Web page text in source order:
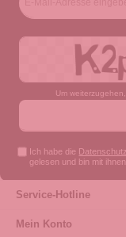
Um
Ich habe die
gelesen und bin mit
Service-Hotline
Mein Konto